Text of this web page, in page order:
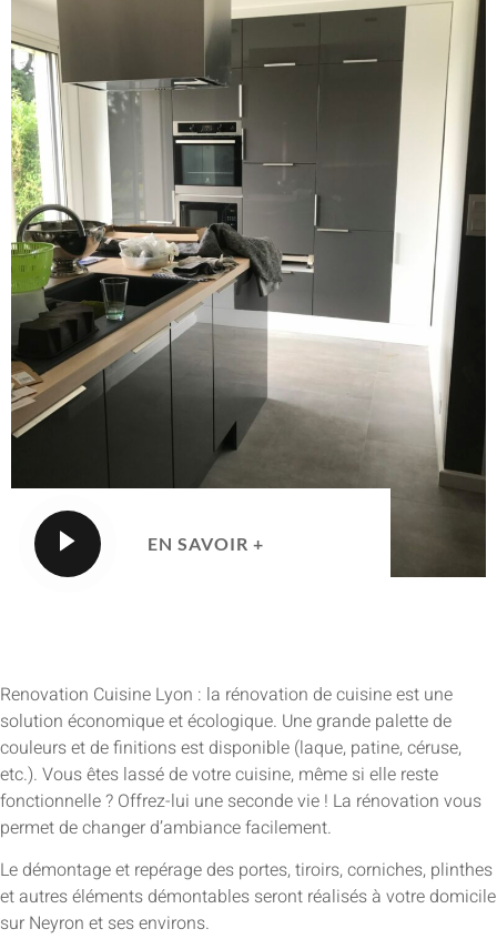
EN SAVOIR +
Renovation Cuisine Lyon : la rénovation de cuisine est une
solution économique et écologique. Une grande palette de
couleurs et de finitions est disponible (laque, patine, céruse,
etc.). Vous êtes lassé de votre cuisine, même si elle reste
fonctionnelle ? Offrez-lui une seconde vie ! La rénovation vous
permet de changer d’ambiance facilement.
Le démontage et repérage des portes, tiroirs, corniches, plinthes
et autres éléments démontables seront réalisés à votre domicile
sur Neyron et ses environs.